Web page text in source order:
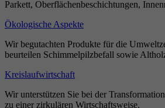
Parkett, Oberflächenbeschichtungen,
Ökologische Aspekte
Wir begutachten Produkte für die
beurteilen Schimmelpilzbefall sowie
Kreislaufwirtschaft
Wir unterstützen Sie bei der
zu einer zirkulären Wirtschaftsweise.